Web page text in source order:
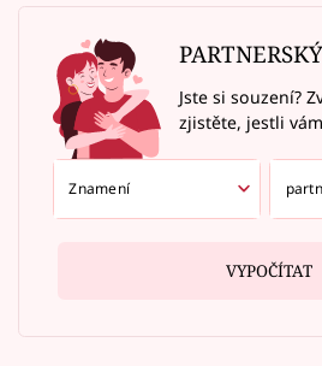
Jste si souzení?
zjistěte, jestli
VYPOČÍTAT